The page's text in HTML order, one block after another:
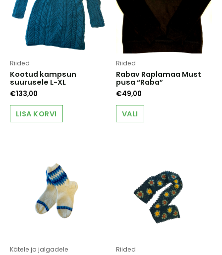
Riided
Kootud kampsun
suurusele L-XL
€133,00
LISA KORVI
Riided
Rabav Raplamaa Must
pusa “Raba”
€49,00
VALI
This
may
be
chosen
on
the
product
Kätele ja jalgadele Riided